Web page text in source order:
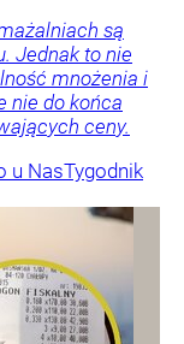
są
Jednak to nie
mnożenia i
nie do końca
ceny.
u NasTygodnik